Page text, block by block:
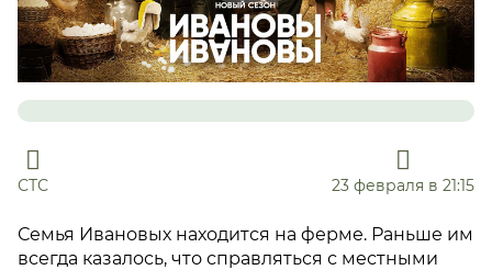
СТС 23 февраля в 21:15
Семья Ивановых находится на ферме. Раньше им
всегда казалось, что справляться с местными